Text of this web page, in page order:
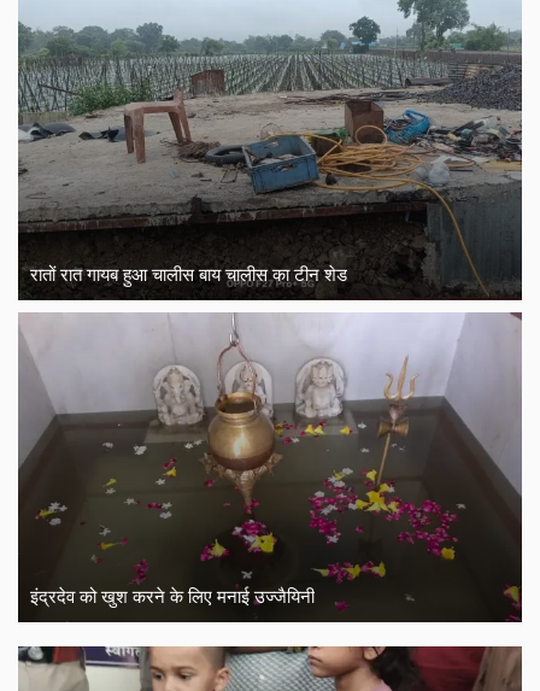
रातों रात गायब हुआ चालीस बाय चालीस का टीन शेड
इंद्रदेव को खुश करने के लिए मनाई उज्जैयिनी